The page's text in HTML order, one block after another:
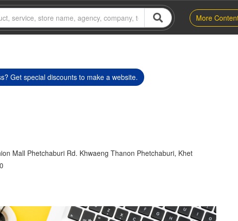
More
Get special discounts to make a website.
Mall Phetchaburi Rd. Khwaeng Thanon Phetchaburi, Khet